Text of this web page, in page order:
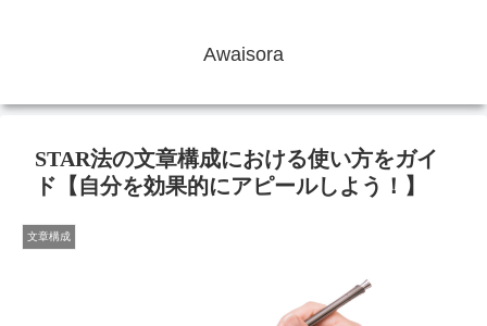
Awaisora
STAR法の文章構成における使い方をガイ
ド【自分を効果的にアピールしよう！】
文章構成